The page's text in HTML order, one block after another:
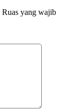
Ruas yang wajib